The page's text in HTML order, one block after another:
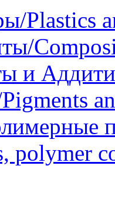
Plastics
и
polymer